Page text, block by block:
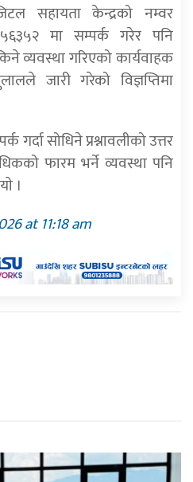
सहायता केन्द्रको नम्वर
मा सम्पर्क गरेर पनि
व्यवस्था गरिएको कार्यवाहक
जारी गरेको विज्ञप्तिमा
सोधिने प्रश्नावलीको उत्तर
फारम भर्ने व्यवस्था पनि
।
at 11:18 am